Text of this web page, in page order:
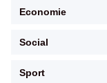
Economie
Social
Sport